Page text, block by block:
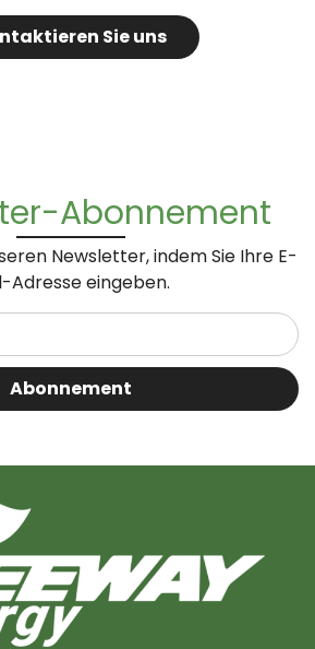
Sie uns
Abonnement
Newsletter, indem Sie Ihre E-
Adresse eingeben.
Abonnement